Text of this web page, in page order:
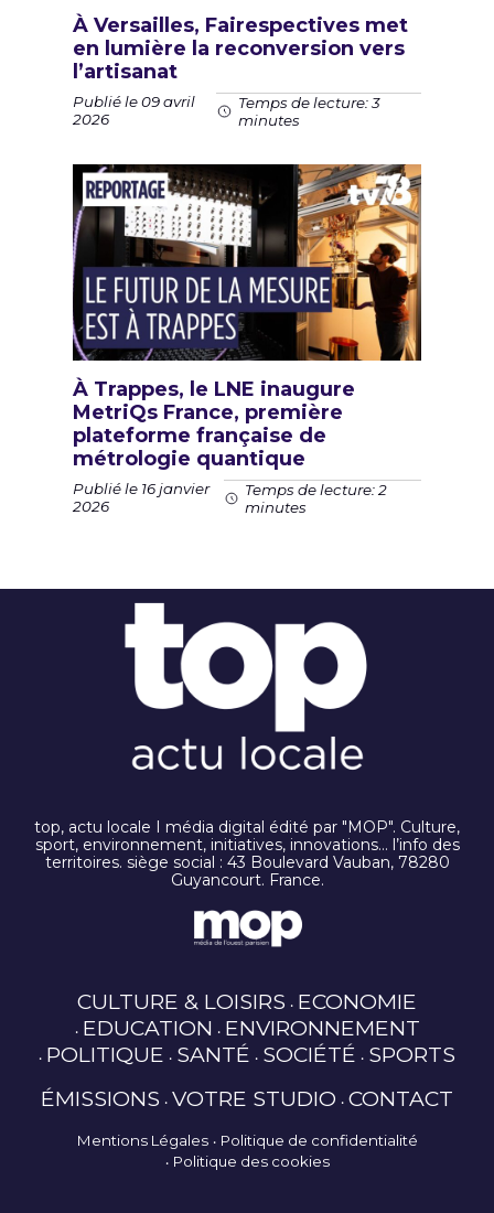
À Versailles, Fairespectives met
en lumière la reconversion vers
l’artisanat
Publié le 09 avril
2026
Temps de lecture: 3
minutes
À Trappes, le LNE inaugure
MetriQs France, première
plateforme française de
métrologie quantique
Publié le 16 janvier
2026
Temps de lecture: 2
minutes
top, actu locale I média digital édité par "MOP". Culture,
sport, environnement, initiatives, innovations… l’info des
territoires. siège social : 43 Boulevard Vauban, 78280
Guyancourt. France.
CULTURE & LOISIRS ECONOMIE
EDUCATION ENVIRONNEMENT
POLITIQUE SANTÉ SOCIÉTÉ SPORTS
ÉMISSIONS VOTRE STUDIO CONTACT
Mentions Légales
Politique de confidentialité
Politique des cookies